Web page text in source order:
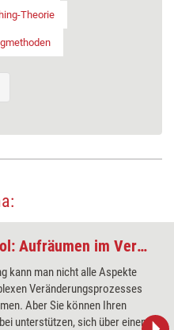
Theorie
Veränderungscoaching-Tool: Aufräumen im Veränderungshaus
kann man nicht alle Aspekte
Veränderungsprozesses
Aber Sie können Ihren
unterstützen, sich über einen